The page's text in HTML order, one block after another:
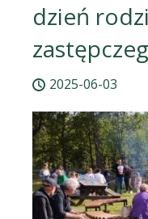
dzień
2025-06-03